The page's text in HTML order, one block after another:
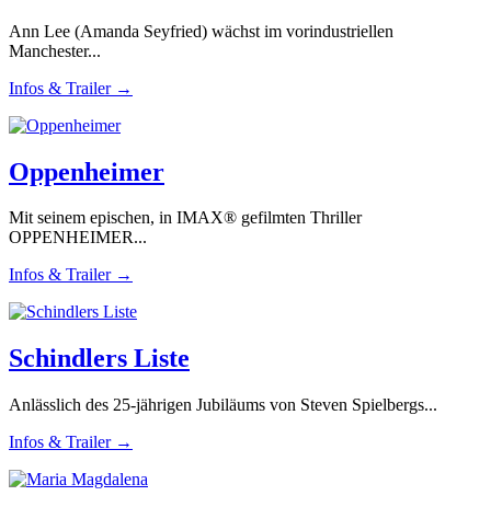
Ann Lee (Amanda Seyfried) wächst im vorindustriellen
Manchester...
Infos & Trailer →
Oppenheimer
Mit seinem epischen, in IMAX® gefilmten Thriller
OPPENHEIMER...
Infos & Trailer →
Schindlers Liste
Anlässlich des 25-jährigen Jubiläums von Steven Spielbergs...
Infos & Trailer →